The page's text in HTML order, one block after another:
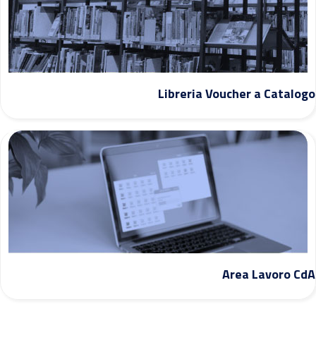
Libreria Voucher a Catalogo
Area Lavoro CdA